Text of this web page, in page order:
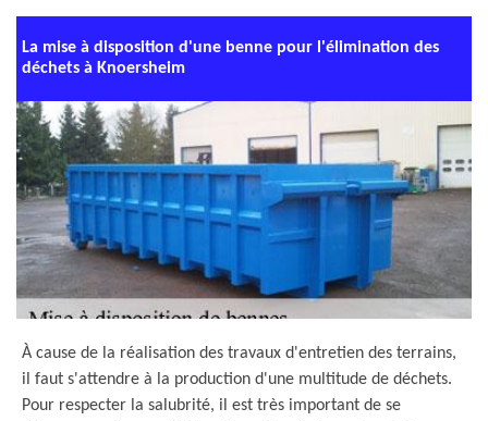
La mise à disposition d'une benne pour l'élimination des
déchets à Knoersheim
À cause de la réalisation des travaux d'entretien des terrains,
il faut s'attendre à la production d'une multitude de déchets.
Pour respecter la salubrité, il est très important de se